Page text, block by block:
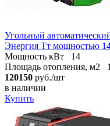
Угольный
Энергия Тт мощностью
Мощность кВт
14
Площадь отопления, м2
120150 руб./шт
в наличии
Купить